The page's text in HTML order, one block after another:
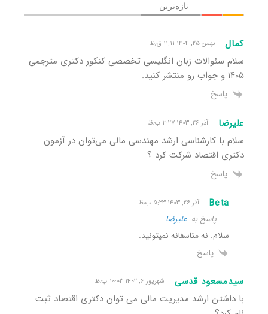
تازه‌ترین
کمال بهمن ۲۵, ۱۴۰۴ ۱۱:۱۱ ق٫ظ
سلام سئوالات زبان انگلیسی تخصصی کنکور دکتری مترجمی
۱۴۰۵ و جواب رو منتشر کنید.
پاسخ
علیرضا آذر ۲۶, ۱۴۰۳ ۳:۲۷ ب٫ظ
سلام با کارشناسی ارشد مهندسی مالی می‌توان در آزمون
دکتری اقتصاد شرکت کرد ؟
پاسخ
Beta آذر ۲۶, ۱۴۰۳ ۵:۲۳ ب٫ظ
پاسخ بهعلیرضا
سلام. نه متاسفانه نمیتونید.
پاسخ
سیدمسعود قدسی شهریور ۶, ۱۴۰۲ ۱۰:۰۳ ب٫ظ
با داشتن ارشد مدیریت مالی می توان دکتری اقتصاد ثبت